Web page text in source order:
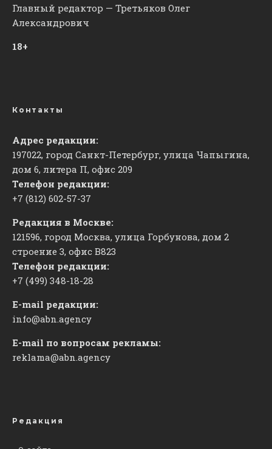
Главный редактор — Третьяков Олег
Александрович
18+
Контакты
Адрес редакции:
197022, город Санкт-Петербург, улица Чапыгина,
дом 6, литера П, офис 209
Телефон редакции:
+7 (812) 602-57-37
Редакция в Москве:
121596, город Москва, улица Горбунова, дом 2
строение 3, офис ​В823
Телефон редакции:
+7 (499) 348-18-28
E-mail редакции:
info@abn.agency
E-mail по вопросам рекламы:
reklama@abn.agency
Редакция